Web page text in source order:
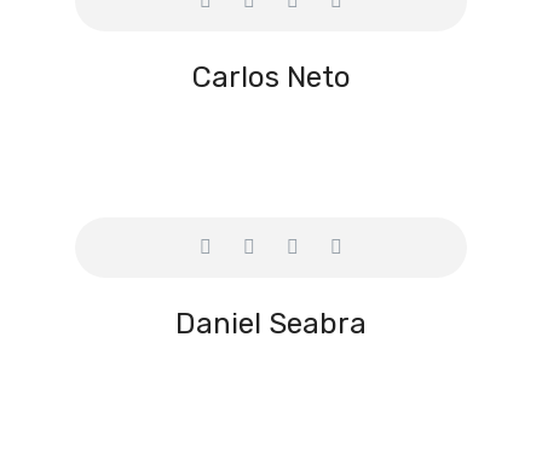
Carlos Neto
Daniel Seabra